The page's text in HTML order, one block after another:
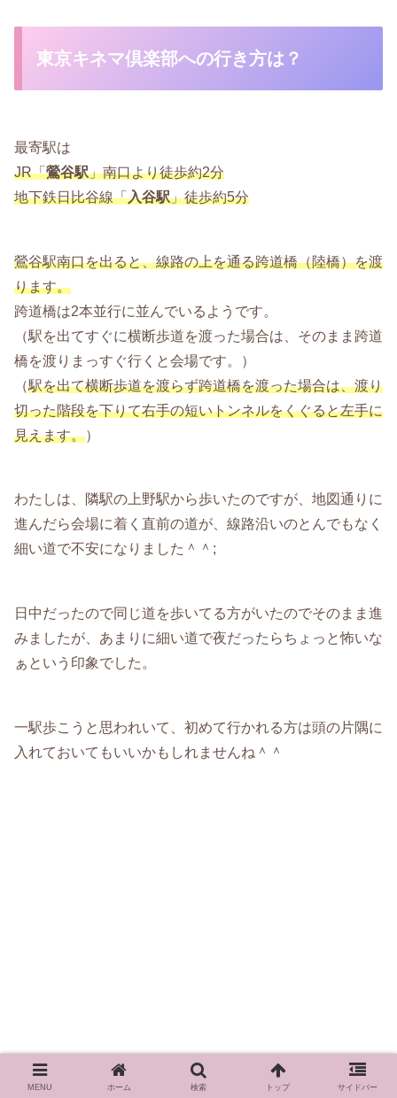
東京キネマ倶楽部への行き方は？
最寄駅は
JR「鶯谷駅」南口より徒歩約2分
地下鉄日比谷線「入谷駅」徒歩約5分
鶯谷駅南口を出ると、線路の上を通る跨道橋（陸橋）を渡
ります。
跨道橋は2本並行に並んでいるようです。
（駅を出てすぐに横断歩道を渡った場合は、そのまま跨道
橋を渡りまっすぐ行くと会場です。）
（駅を出て横断歩道を渡らず跨道橋を渡った場合は、渡り
切った階段を下りて右手の短いトンネルをくぐると左手に
見えます。）
わたしは、隣駅の上野駅から歩いたのですが、地図通りに
進んだら会場に着く直前の道が、線路沿いのとんでもなく
細い道で不安になりました＾＾;
日中だったので同じ道を歩いてる方がいたのでそのまま進
みましたが、あまりに細い道で夜だったらちょっと怖いな
ぁという印象でした。
一駅歩こうと思われいて、初めて行かれる方は頭の片隅に
入れておいてもいいかもしれませんね＾＾
MENU ホーム 検索 トップ サイドバー